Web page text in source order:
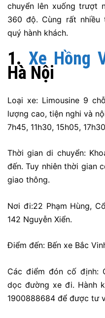
chuyển lên xuống trượt
360 độ. Cùng rất
quý hành khách.
1. Xe Hồng
Hà Nội
Loại xe: Limousine 9
lượng cao, tiện nghi và
7h45, 11h30, 15h05,
Thời gian di chuyển:
đến. Tuy nhiên thời gian
giao thông.
Nơi đi:22 Phạm Hùng,
142 Nguyễn Xiển.
Điểm đến: Bến xe Bắc
Các điểm đón cố định:
dọc đường xe đi. Hành
1900888684 để được tư